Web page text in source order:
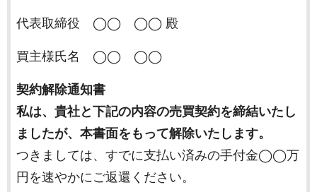
代表取締役 ◯◯ ◯◯ 殿
買主様氏名 ◯◯ ◯◯
契約解除通知書
私は、貴社と下記の内容の売買契約を締結いたし
ましたが、本書面をもって解除いたします。
つきましては、すでに支払い済みの手付金◯◯万
円を速やかにご返還ください。